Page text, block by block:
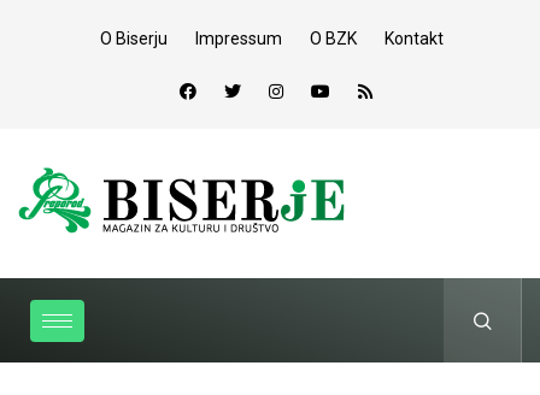
O Biserju Impressum O BZK Kontakt